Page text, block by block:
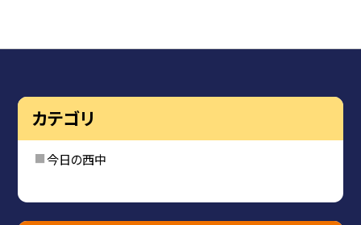
カテゴリ
今日の西中